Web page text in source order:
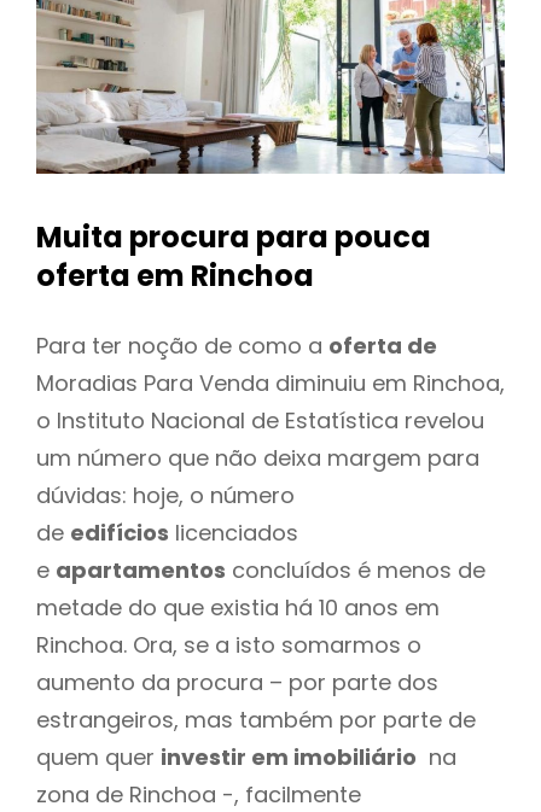
Muita procura para pouca
oferta em Rinchoa
Para ter noção de como a oferta de
Moradias Para Venda diminuiu em Rinchoa,
o Instituto Nacional de Estatística revelou
um número que não deixa margem para
dúvidas: hoje, o número
de edifícios licenciados
e apartamentos concluídos é menos de
metade do que existia há 10 anos em
Rinchoa. Ora, se a isto somarmos o
aumento da procura – por parte dos
estrangeiros, mas também por parte de
quem quer investir em imobiliário na
zona de Rinchoa -, facilmente